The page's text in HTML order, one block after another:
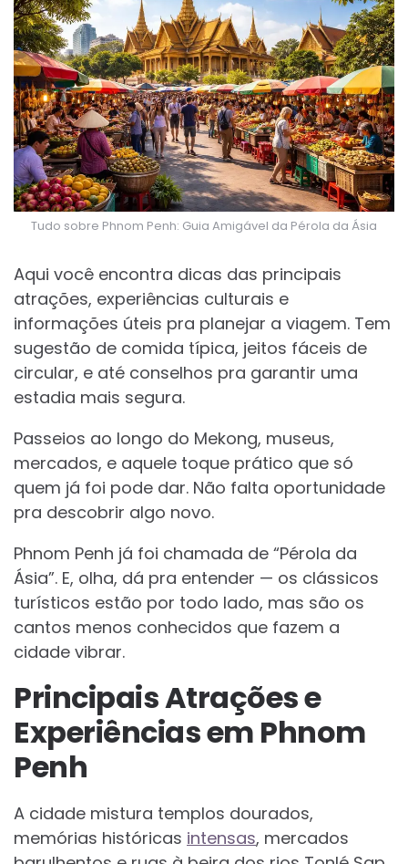
Tudo sobre Phnom Penh: Guia Amigável da Pérola da Ásia
Aqui você encontra dicas das principais
atrações, experiências culturais e
informações úteis pra planejar a viagem. Tem
sugestão de comida típica, jeitos fáceis de
circular, e até conselhos pra garantir uma
estadia mais segura.
Passeios ao longo do Mekong, museus,
mercados, e aquele toque prático que só
quem já foi pode dar. Não falta oportunidade
pra descobrir algo novo.
Phnom Penh já foi chamada de “Pérola da
Ásia”. E, olha, dá pra entender — os clássicos
turísticos estão por todo lado, mas são os
cantos menos conhecidos que fazem a
cidade vibrar.
Principais Atrações e
Experiências em Phnom
Penh
A cidade mistura templos dourados,
memórias históricas intensas, mercados